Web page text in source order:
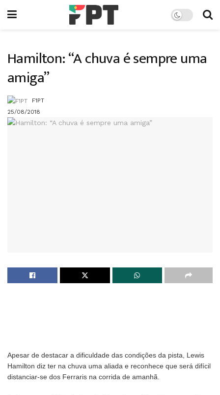
Hamilton: “A chuva é sempre uma
amiga”
F1PT
25/08/2018
Apesar de destacar a dificuldade das condições da pista, Lewis
Hamilton diz ter na chuva uma aliada e reconhece que será difícil
distanciar-se dos Ferraris na corrida de amanhã.